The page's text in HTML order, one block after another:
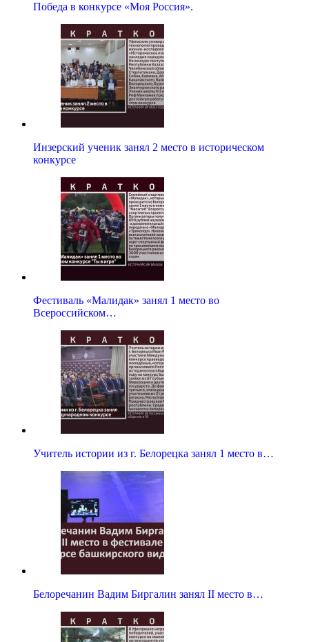
Победа в конкурсе «Моя Россия».
Инзерский ученик занял 2 место в историческом
конкурсе
Фестиваль «Малидак» занял 1 место во
Всероссийском…
Учитель истории из г. Белорецка занял 1 место в…
Белоречанин Вадим Биргалин занял II место в…